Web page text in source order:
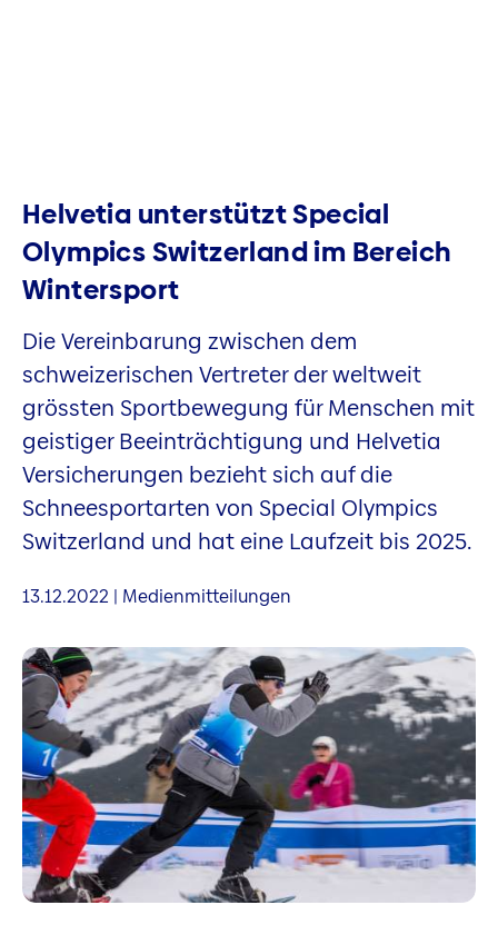
Helvetia unterstützt Special
Olympics Switzerland im Bereich
Wintersport
Die Vereinbarung zwischen dem
schweizerischen Vertreter der weltweit
grössten Sportbewegung für Menschen mit
geistiger Beeinträchtigung und Helvetia
Versicherungen bezieht sich auf die
Schneesportarten von Special Olympics
Switzerland und hat eine Laufzeit bis 2025.
13.12.2022 | Medienmitteilungen